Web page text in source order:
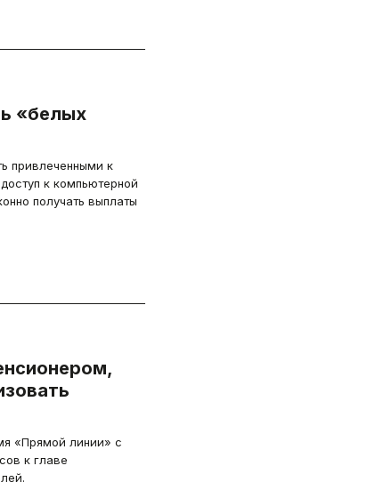
«белых
привлеченными к
к компьютерной
получать выплаты
«Прямой линии» с
к главе